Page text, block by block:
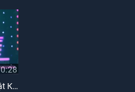
Liên Khúc Kẻ Đến Sau, Nhật Ký Đời Tôi